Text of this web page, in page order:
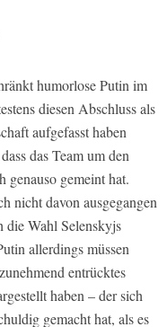
humorlose Putin im
diesen Abschluss als
aufgefasst haben
das Team um den
genauso gemeint hat.
nicht davon ausgegangen
die Wahl Selenskyjs
allerdings müssen
entrücktes
haben – der sich
gemacht hat, als es